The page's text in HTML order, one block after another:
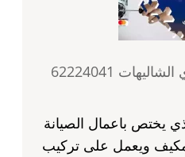
فني صيانة تكييف مركزي الشاليهات 62224041
يختص باعمال الصيانة
ويعمل على تركيب